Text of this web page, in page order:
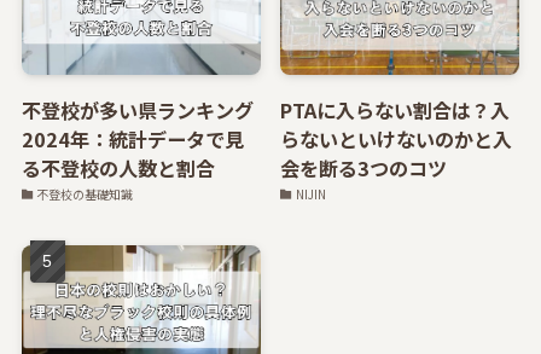
不登校が多い県ランキング
2024年：統計データで見
る不登校の人数と割合
不登校の基礎知識
PTAに入らない割合は？入
らないといけないのかと入
会を断る3つのコツ
NIJIN